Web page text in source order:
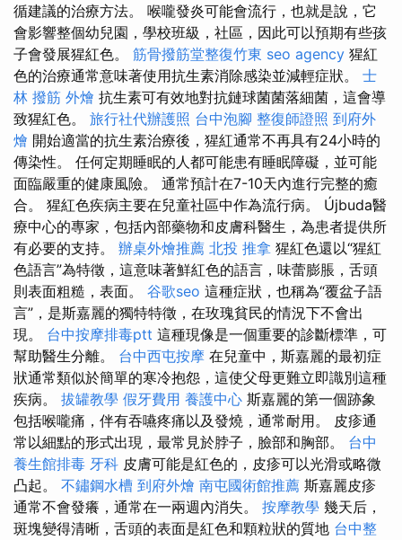
循建議的治療方法。 喉嚨發炎可能會流行，也就是說，它
會影響整個幼兒園，學校班級，社區，因此可以預期有些孩
子會發展猩紅色。 筋骨撥筋堂整復竹東 seo agency 猩紅
色的治療通常意味著使用抗生素消除感染並減輕症狀。 士
林 撥筋 外燴 抗生素可有效地對抗鏈球菌菌落細菌，這會導
致猩紅色。 旅行社代辦護照 台中泡腳 整復師證照 到府外
燴 開始適當的抗生素治療後，猩紅通常不再具有24小時的
傳染性。 任何定期睡眠的人都可能患有睡眠障礙，並可能
面臨嚴重的健康風險。 通常預計在7-10天內進行完整的癒
合。 猩紅色疾病主要在兒童社區中作為流行病。 Újbuda醫
療中心的專家，​​包括內部藥物和皮膚科醫生，為患者提供所
有必要的支持。 辦桌外燴推薦 北投 推拿 猩紅色還以“猩紅
色語言”為特徵，這意味著鮮紅色的語言，味蕾膨脹，舌頭
則表面粗糙，表面。 谷歌seo 這種症狀，也稱為“覆盆子語
言”，是斯嘉麗的獨特特徵，在玫瑰貧民的情況下不會出
現。 台中按摩排毒ptt 這種現像是一個重要的診斷標準，可
幫助醫生分離。 台中西屯按摩 在兒童中，斯嘉麗的最初症
狀通常類似於簡單的寒冷抱怨，這使父母更難立即識別這種
疾病。 拔罐教學 假牙費用 養護中心 斯嘉麗的第一個跡象
包括喉嚨痛，伴有吞嚥疼痛以及發燒，通常耐用。 皮疹通
常以細點的形式出現，最常見於脖子，臉部和胸部。 台中
養生館排毒 牙科 皮膚可能是紅色的，皮疹可以光滑或略微
凸起。 不鏽鋼水槽 到府外燴 南屯國術館推薦 斯嘉麗皮疹
通常不會發癢，通常在一兩週內消失。 按摩教學 幾天后，
斑塊變得清晰，舌頭的表面是紅色和顆粒狀的質地 台中整